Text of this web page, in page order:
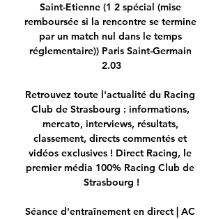
Saint-Etienne (1 2 spécial (mise
remboursée si la rencontre se termine
par un match nul dans le temps
réglementaire)) Paris Saint-Germain
2.03
Retrouvez toute l'actualité du Racing
Club de Strasbourg : informations,
mercato, interviews, résultats,
classement, directs commentés et
vidéos exclusives ! Direct Racing, le
premier média 100% Racing Club de
Strasbourg !
Séance d'entraînement en direct | AC